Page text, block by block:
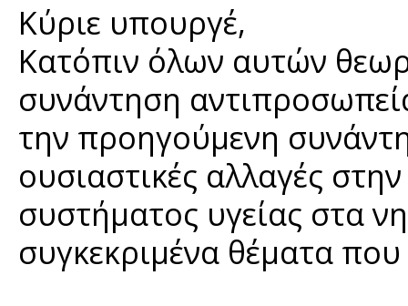
Κύριε υπουργέ,
Κατόπιν όλων αυτών
συνάντηση
την προηγούμενη
ουσιαστικές αλλαγές
συστήματος υγείας στα
συγκεκριμένα θέματα